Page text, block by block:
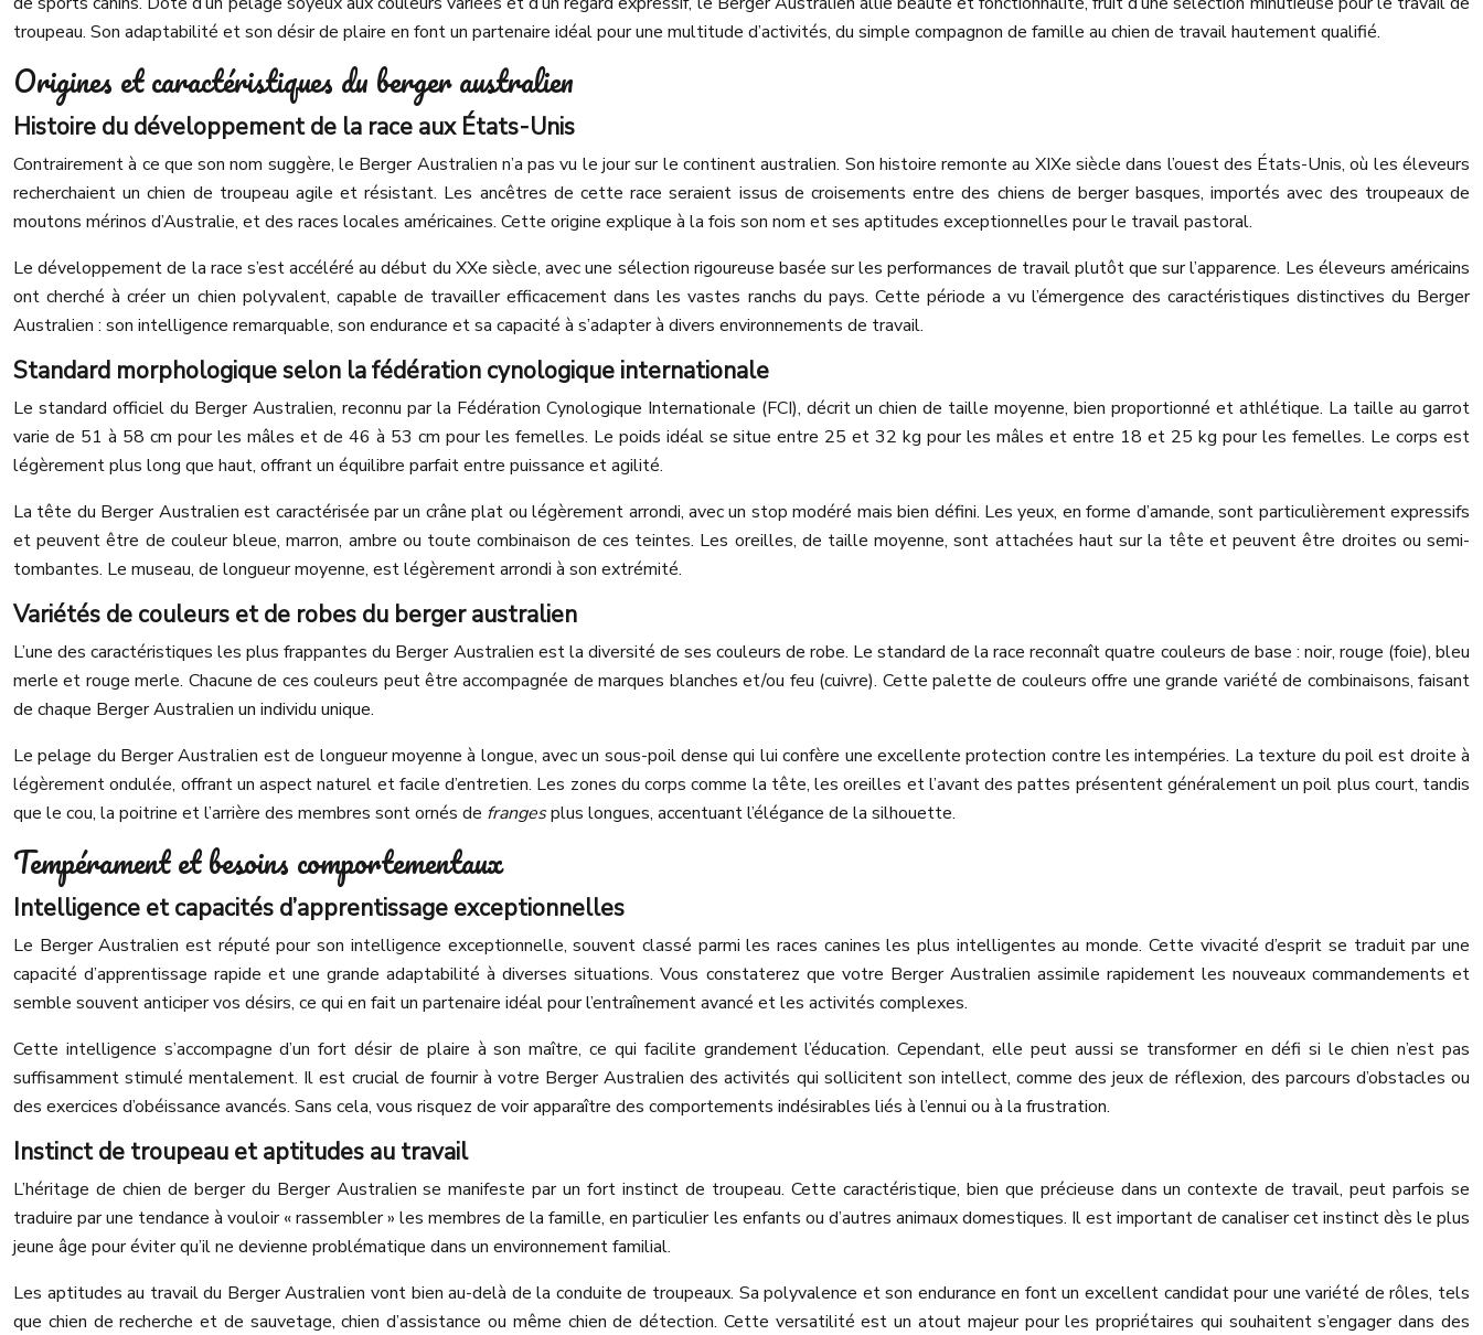
troupeau. Son adaptabilité et son désir de plaire en font un partenaire idéal pour une multitude d’activités, du simple compagnon de famille au chien de travail hautement qualifié.
Origines et caractéristiques du berger australien
Histoire du développement de la race aux États-Unis
Contrairement à ce que son nom suggère, le Berger Australien n’a pas vu le jour sur le continent australien. Son histoire remonte au XIXe siècle dans l’ouest des États-Unis, où les éleveurs
recherchaient un chien de troupeau agile et résistant. Les ancêtres de cette race seraient issus de croisements entre des chiens de berger basques, importés avec des troupeaux de
moutons mérinos d’Australie, et des races locales américaines. Cette origine explique à la fois son nom et ses aptitudes exceptionnelles pour le travail pastoral.
Le développement de la race s’est accéléré au début du XXe siècle, avec une sélection rigoureuse basée sur les performances de travail plutôt que sur l’apparence. Les éleveurs américains
ont cherché à créer un chien polyvalent, capable de travailler efficacement dans les vastes ranchs du pays. Cette période a vu l’émergence des caractéristiques distinctives du Berger
Australien : son intelligence remarquable, son endurance et sa capacité à s’adapter à divers environnements de travail.
Standard morphologique selon la fédération cynologique internationale
Le standard officiel du Berger Australien, reconnu par la Fédération Cynologique Internationale (FCI), décrit un chien de taille moyenne, bien proportionné et athlétique. La taille au garrot
varie de 51 à 58 cm pour les mâles et de 46 à 53 cm pour les femelles. Le poids idéal se situe entre 25 et 32 kg pour les mâles et entre 18 et 25 kg pour les femelles. Le corps est
légèrement plus long que haut, offrant un équilibre parfait entre puissance et agilité.
La tête du Berger Australien est caractérisée par un crâne plat ou légèrement arrondi, avec un stop modéré mais bien défini. Les yeux, en forme d’amande, sont particulièrement expressifs
et peuvent être de couleur bleue, marron, ambre ou toute combinaison de ces teintes. Les oreilles, de taille moyenne, sont attachées haut sur la tête et peuvent être droites ou semi-
tombantes. Le museau, de longueur moyenne, est légèrement arrondi à son extrémité.
Variétés de couleurs et de robes du berger australien
L’une des caractéristiques les plus frappantes du Berger Australien est la diversité de ses couleurs de robe. Le standard de la race reconnaît quatre couleurs de base : noir, rouge (foie), bleu
merle et rouge merle. Chacune de ces couleurs peut être accompagnée de marques blanches et/ou feu (cuivre). Cette palette de couleurs offre une grande variété de combinaisons, faisant
de chaque Berger Australien un individu unique.
Le pelage du Berger Australien est de longueur moyenne à longue, avec un sous-poil dense qui lui confère une excellente protection contre les intempéries. La texture du poil est droite à
légèrement ondulée, offrant un aspect naturel et facile d’entretien. Les zones du corps comme la tête, les oreilles et l’avant des pattes présentent généralement un poil plus court, tandis
que le cou, la poitrine et l’arrière des membres sont ornés de frangesplus longues, accentuant l’élégance de la silhouette.
Tempérament et besoins comportementaux
Intelligence et capacités d’apprentissage exceptionnelles
Le Berger Australien est réputé pour son intelligence exceptionnelle, souvent classé parmi les races canines les plus intelligentes au monde. Cette vivacité d’esprit se traduit par une
capacité d’apprentissage rapide et une grande adaptabilité à diverses situations. Vous constaterez que votre Berger Australien assimile rapidement les nouveaux commandements et
semble souvent anticiper vos désirs, ce qui en fait un partenaire idéal pour l’entraînement avancé et les activités complexes.
Cette intelligence s’accompagne d’un fort désir de plaire à son maître, ce qui facilite grandement l’éducation. Cependant, elle peut aussi se transformer en défi si le chien n’est pas
suffisamment stimulé mentalement. Il est crucial de fournir à votre Berger Australien des activités qui sollicitent son intellect, comme des jeux de réflexion, des parcours d’obstacles ou
des exercices d’obéissance avancés. Sans cela, vous risquez de voir apparaître des comportements indésirables liés à l’ennui ou à la frustration.
Instinct de troupeau et aptitudes au travail
L’héritage de chien de berger du Berger Australien se manifeste par un fort instinct de troupeau. Cette caractéristique, bien que précieuse dans un contexte de travail, peut parfois se
traduire par une tendance à vouloir « rassembler » les membres de la famille, en particulier les enfants ou d’autres animaux domestiques. Il est important de canaliser cet instinct dès le plus
jeune âge pour éviter qu’il ne devienne problématique dans un environnement familial.
Les aptitudes au travail du Berger Australien vont bien au-delà de la conduite de troupeaux. Sa polyvalence et son endurance en font un excellent candidat pour une variété de rôles, tels
que chien de recherche et de sauvetage, chien d’assistance ou même chien de détection. Cette versatilité est un atout majeur pour les propriétaires qui souhaitent s’engager dans des